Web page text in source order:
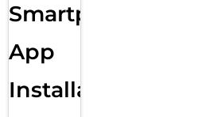
Smartphone
App
Installation